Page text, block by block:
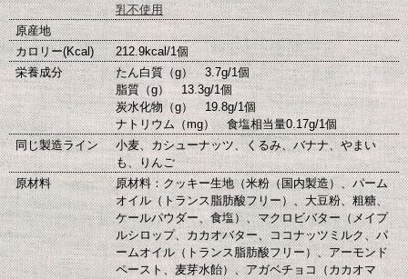
乳不使用
原産地
カロリー(Kcal)
212.9kcal/1個
栄養成分
たん白質（g） 3.7g/1個
脂質（g） 13.3g/1個
炭水化物（g） 19.8g/1個
ナトリウム（mg） 食塩相当量0.17g/1個
同じ製造ライン
小麦、カシューナッツ、くるみ、バナナ、やまい
も、りんご
原材料
原材料：クッキー生地（米粉（国内製造）、パーム
オイル（トランス脂肪酸フリー）、大豆粉、粗糖、
ケールパウダー、食塩）、マクロビバター（メイプ
ルシロップ、カカオバター、ココナッツミルク、パ
ームオイル（トランス脂肪酸フリー）、アーモンド
ペースト、麦芽水飴）、アガベチョコ（カカオマ